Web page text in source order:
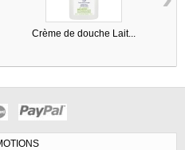
Crème de douche Lait...